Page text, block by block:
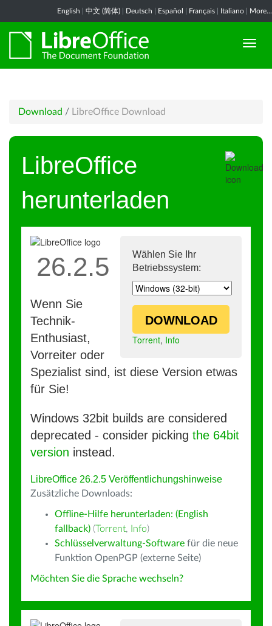
English 中文 (简体) Deutsch Español Français Italiano More...
Download / LibreOffice Download
LibreOffice
herunterladen
Wählen Sie Ihr
Betriebssystem:
DOWNLOAD
Torrent, Info
26.2.5
Wenn Sie
Technik-
Enthusiast,
Vorreiter oder
Spezialist sind, ist diese Version etwas
für Sie!
Windows 32bit builds are considered
deprecated - consider picking the 64bit
version instead.
LibreOffice 26.2.5 Veröffentlichungshinweise
Zusätzliche Downloads:
Offline-Hilfe herunterladen: (English
fallback) (Torrent, Info)
Schlüsselverwaltung-Software für die neue
Funktion OpenPGP (externe Seite)
Möchten Sie die Sprache wechseln?